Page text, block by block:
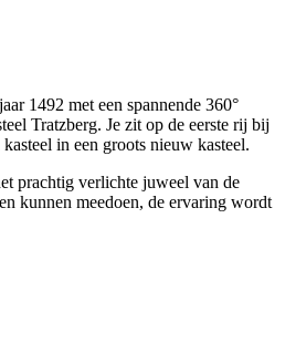
1492 met een spannende 360°
Tratzberg. Je zit op de eerste rij bij
in een groots nieuw kasteel.
prachtig verlichte juweel van de
kunnen meedoen, de ervaring wordt